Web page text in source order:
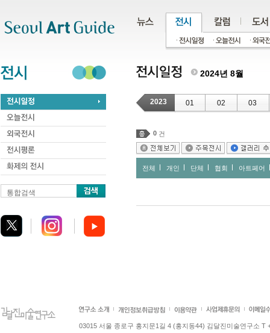
통합검색
2024년 8월
2023 01 02 03
0 건
전체 개인 단체 협회 아트페어
03015 서울 종로구 홍지문1길 4 (홍지동44) 김달진미술연구소 T